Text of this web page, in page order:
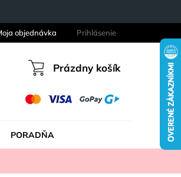
objednávka Prihlásenie
Nákupný
Prázdny košík
PORADŇA